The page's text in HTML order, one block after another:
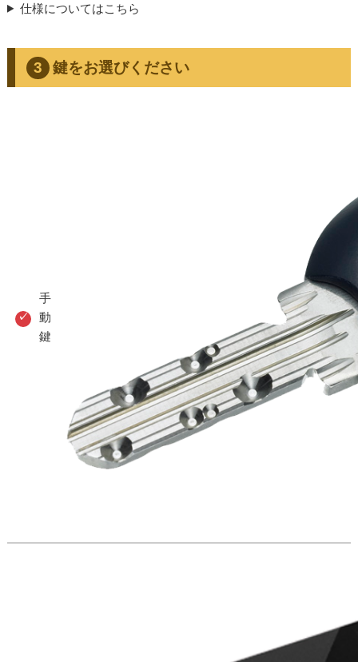
仕様についてはこちら
鍵をお選びください
手
動
鍵